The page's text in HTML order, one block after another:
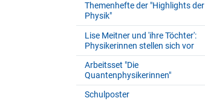
Themenhefte der "Highlights der
Physik"
Lise Meitner und 'ihre Töchter':
Physikerinnen stellen sich vor
Arbeitsset "Die
Quantenphysikerinnen"
Schulposter